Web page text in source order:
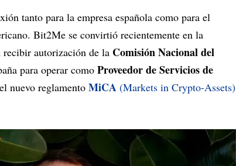
tanto para la empresa española como para el
Bit2Me se convirtió recientemente en la
recibir autorización de la Comisión Nacional del
para operar como Proveedor de Servicios de
nuevo reglamento MiCA (Markets in Crypto-Assets)